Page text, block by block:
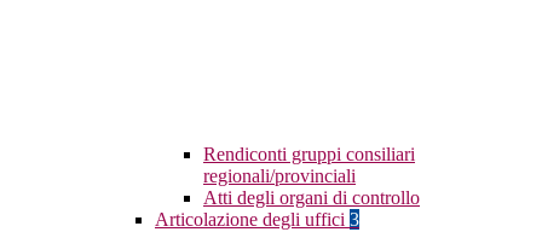
Rendiconti gruppi consiliari
regionali/provinciali
Atti degli organi di controllo
Articolazione degli uffici 3